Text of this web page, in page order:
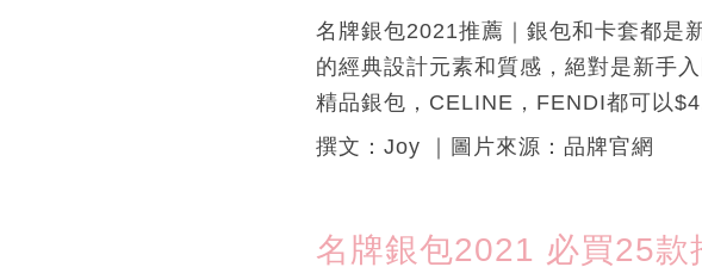
名牌銀包2021推薦｜銀包和卡套都是
的經典設計元素和質感，絕對是新手
精品銀包，CELINE，FENDI都可以
撰文：Joy ｜圖片來源：品牌官網
名牌銀包2021 必買25款